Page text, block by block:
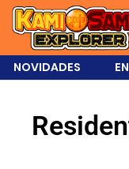
NOVIDADES